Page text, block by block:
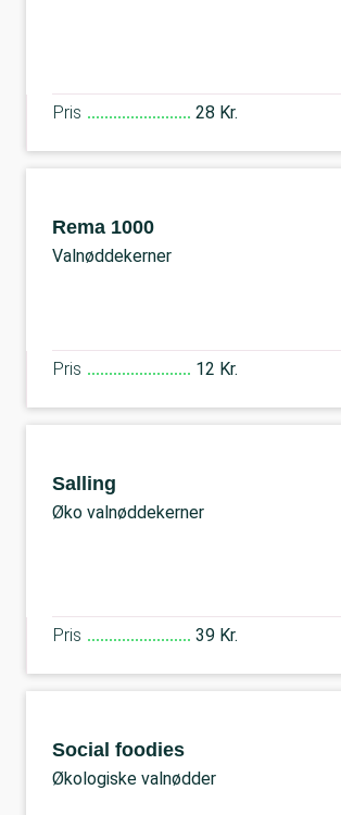
Pris 28 Kr.
Rema 1000
Valnøddekerner
Pris 12 Kr.
Salling
Øko valnøddekerner
Pris 39 Kr.
Social foodies
Økologiske valnødder